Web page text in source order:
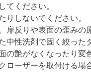
ください。
しないでください。
反りや表面の歪みの
性洗剤で固く絞った
艶がなくなったり変
ーザーを取付ける